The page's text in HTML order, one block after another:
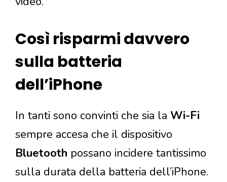
Così risparmi davvero
sulla batteria
dell’iPhone
In tanti sono convinti che sia la Wi-Fi
sempre accesa che il dispositivo
Bluetooth possano incidere tantissimo
sulla durata della batteria dell’iPhone.